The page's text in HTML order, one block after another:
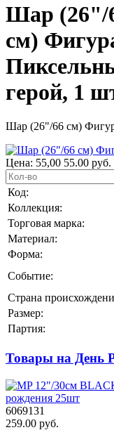
Шар (26"/
см)
герой, 1
Шар (26"/66 см)
Цена: 55,00 55.00 руб.
Код:
Коллекция:
Торговая марка:
Материал:
Форма:
Событие:
Страна
Размер:
Партия:
Товары на День
6069131
259.00 руб.